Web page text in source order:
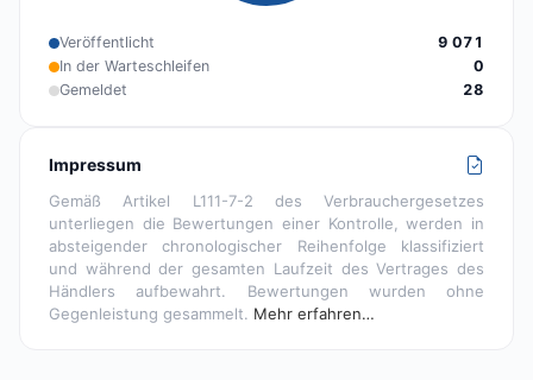
Veröffentlicht
9 071
In der Warteschleifen
0
Gemeldet
28
Impressum
Gemäß Artikel L111-7-2 des Verbrauchergesetzes
unterliegen die Bewertungen einer Kontrolle, werden in
absteigender chronologischer Reihenfolge klassifiziert
und während der gesamten Laufzeit des Vertrages des
Händlers aufbewahrt. Bewertungen wurden ohne
Gegenleistung gesammelt. Mehr erfahren…